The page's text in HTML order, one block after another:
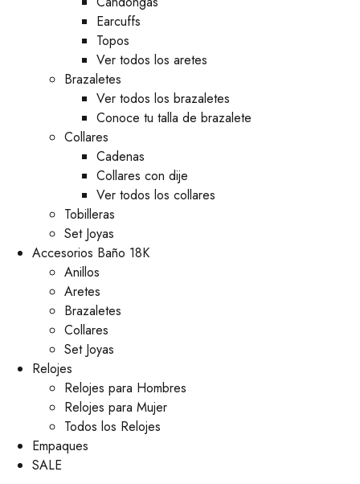
Earcuffs
Topos
Ver todos los aretes
Brazaletes
Ver todos los brazaletes
Conoce tu talla de brazalete
Collares
Cadenas
Collares con dije
Ver todos los collares
Tobilleras
Set Joyas
Accesorios Baño 18K
Anillos
Aretes
Brazaletes
Collares
Set Joyas
Relojes
Relojes para Hombres
Relojes para Mujer
Todos los Relojes
Empaques
SALE